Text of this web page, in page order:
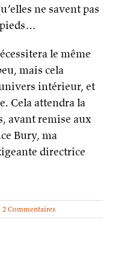
ne savent pas
le même
mais cela
intérieur, et
Cela attendra la
avant remise aux
Bury, ma
directrice
2 Commentaires